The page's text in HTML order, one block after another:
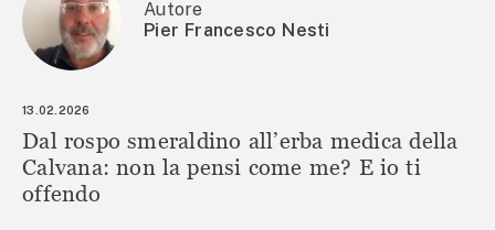
Autore
Pier Francesco Nesti
13.02.2026
Dal rospo smeraldino all’erba medica della
Calvana: non la pensi come me? E io ti
offendo